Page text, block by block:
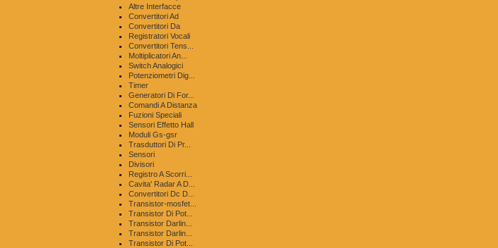
Altre Interfacce
Convertitori Ad
Convertitori Da
Registratori Vocali
Convertitori Tens...
Moltiplicatori An...
Switch Analogici
Potenziometri Dig...
Timer
Generatori Di For...
Comandi A Distanza
Fuzioni Speciali
Sensori Effetto Hall
Moduli Gs-gsr
Trasduttori Di Pr...
Sensori
Divisori
Registro A Scorri...
Cavita' Radar A D...
Convertitori Dc D...
Transistor-mosfet...
Transistor Di Pot...
Transistor Darlin...
Transistor Darlin...
Transistor Di Pot...